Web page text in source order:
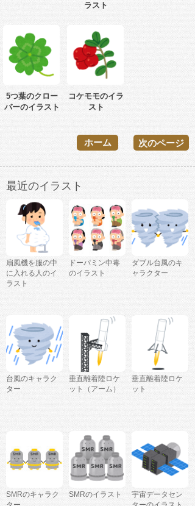
ラスト
5つ葉のクロー
バーのイラスト
コケモモのイラ
スト
次のページ
ホーム
最近のイラスト
扇風機を服の中
に入れる人のイ
ラスト
ドーパミン中毒
のイラスト
ダブル台風のキ
ャラクター
台風のキャラク
ター
垂直離着陸ロケ
ット（アーム）
垂直離着陸ロケ
ット
SMRのキャラク
SMRのイラスト
宇宙データセン